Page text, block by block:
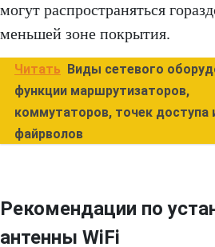
могут распространяться
меньшей зоне покрытия.
Читать
Виды сетевого
функции маршрутизаторов,
коммутаторов, точек доступа
файрволов
Рекомендации по
антенны WiFi